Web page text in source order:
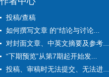
投稿/查稿
如何撰写文章 的“结论与讨论...
对封面文章、中英文摘要及参考...
“下期预览”从第7期起开始发...
投稿、审稿时无法提交、无法进...